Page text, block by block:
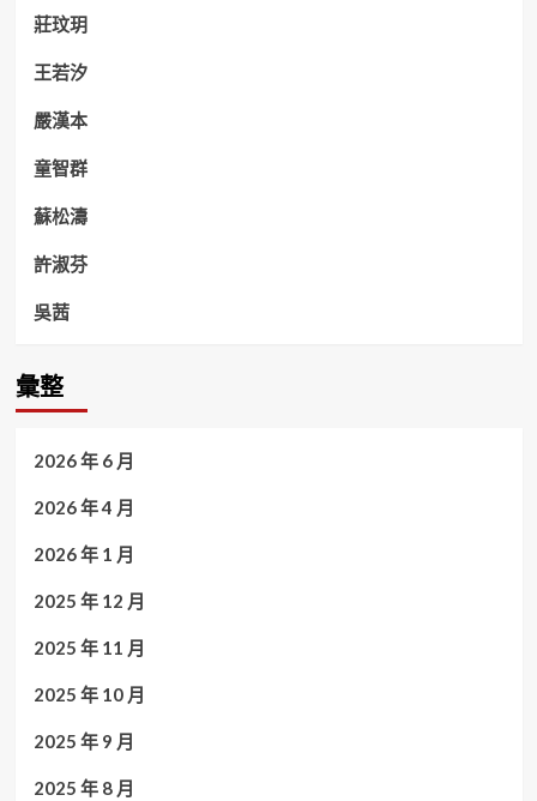
莊玟玥
王若汐
嚴漢本
童智群
蘇松濤
許淑芬
吳茜
彙整
2026 年 6 月
2026 年 4 月
2026 年 1 月
2025 年 12 月
2025 年 11 月
2025 年 10 月
2025 年 9 月
2025 年 8 月